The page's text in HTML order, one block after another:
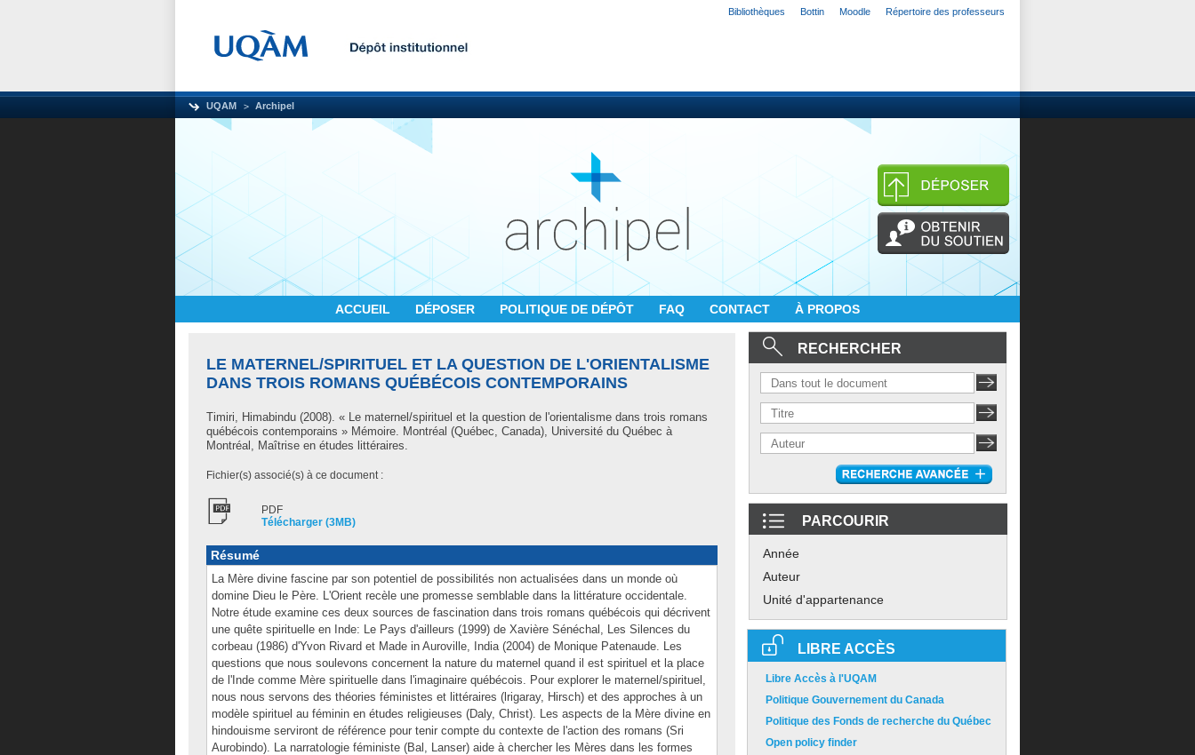
Bibliothèques Bottin Moodle Répertoire des professeurs
UQAM Archipel
ACCUEIL DÉPOSER POLITIQUE DE DÉPÔT FAQ CONTACT À PROPOS
LE MATERNEL/SPIRITUEL ET LA QUESTION DE L'ORIENTALISME
DANS TROIS ROMANS QUÉBÉCOIS CONTEMPORAINS
Timiri, Himabindu (2008). « Le maternel/spirituel et la question de l'orientalisme dans trois romans
québécois contemporains » Mémoire. Montréal (Québec, Canada), Université du Québec à
Montréal, Maîtrise en études littéraires.
Fichier(s) associé(s) à ce document :
PDF
Télécharger (3MB)
Résumé
La Mère divine fascine par son potentiel de possibilités non actualisées dans un monde où
domine Dieu le Père. L'Orient recèle une promesse semblable dans la littérature occidentale.
Notre étude examine ces deux sources de fascination dans trois romans québécois qui décrivent
une quête spirituelle en Inde: Le Pays d'ailleurs (1999) de Xavière Sénéchal, Les Silences du
corbeau (1986) d'Yvon Rivard et Made in Auroville, India (2004) de Monique Patenaude. Les
questions que nous soulevons concernent la nature du maternel quand il est spirituel et la place
de l'Inde comme Mère spirituelle dans l'imaginaire québécois. Pour explorer le maternel/spirituel,
nous nous servons des théories féministes et littéraires (lrigaray, Hirsch) et des approches à un
modèle spirituel au féminin en études religieuses (Daly, Christ). Les aspects de la Mère divine en
hindouisme serviront de référence pour tenir compte du contexte de l'action des romans (Sri
Aurobindo). La narratologie féministe (Bal, Lanser) aide à chercher les Mères dans les formes
RECHERCHER
PARCOURIR
Année
Auteur
Unité d'appartenance
LIBRE ACCÈS
Libre Accès à l'UQAM
Politique Gouvernement du Canada
Politique des Fonds de recherche du Québec
Open policy finder